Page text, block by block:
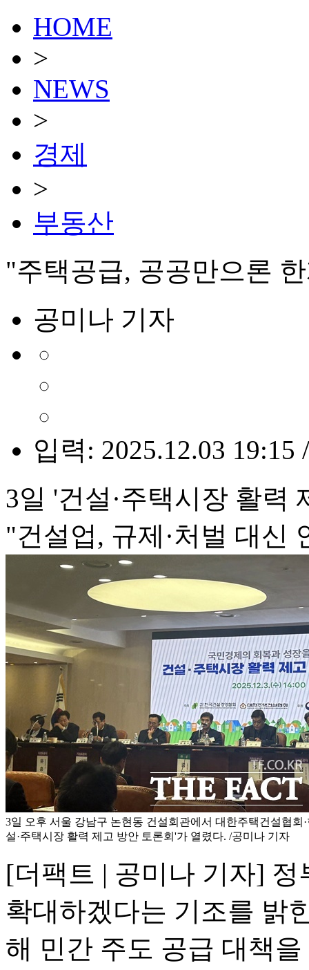
HOME
>
NEWS
>
경제
>
부동산
"주택공급, 공공만으론
공미나 기자
입력: 2025.12.03 19:15
3일 '건설·주택시장 활력
"건설업, 규제·처벌 대신
3일 오후 서울 강남구 논현동 건설회관에서 대한주택건설협회
설·주택시장 활력 제고 방안 토론회'가 열렸다. /공미나 기자
[더팩트 | 공미나 기자]
확대하겠다는 기조를 밝
해 민간 주도 공급 대책